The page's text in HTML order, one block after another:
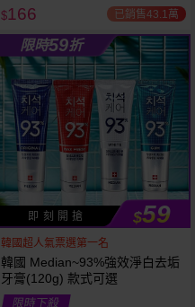
$166 已銷售43.1萬
限時59折
即 刻 開 搶 $59
韓國超人氣票選第一名
韓國 Median~93%強效淨白去垢
牙膏(120g) 款式可選
限時下殺